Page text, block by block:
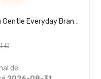
Curaprox Be You Gentle Everyday Branqueadora Pêssego + Damasco
€
de: